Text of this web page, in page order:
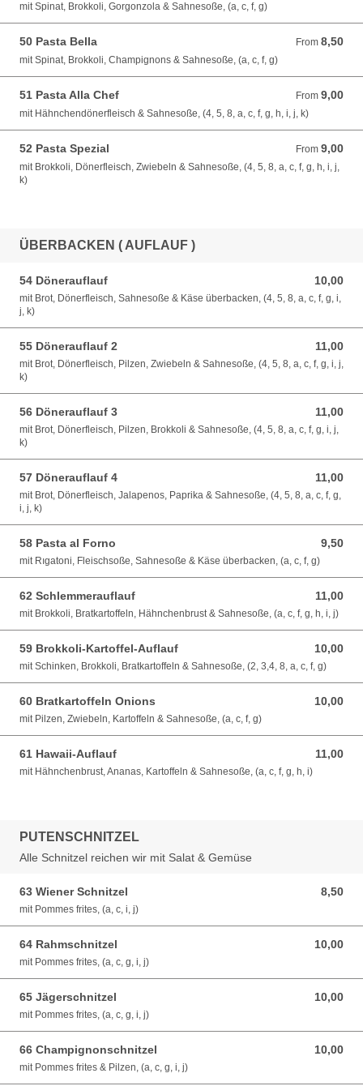
mit Spinat, Brokkoli, Gorgonzola & Sahnesoße, (a, c, f, g)
50 Pasta Bella From 8,50
From 8,50 EUR
mit Spinat, Brokkoli, Champignons & Sahnesoße, (a, c, f, g)
51 Pasta Alla Chef From 9,00
From 9,00 EUR
mit Hähnchendönerfleisch & Sahnesoße, (4, 5, 8, a, c, f, g, h, i, j, k)
52 Pasta Spezial From 9,00
From 9,00 EUR
mit Brokkoli, Dönerfleisch, Zwiebeln & Sahnesoße, (4, 5, 8, a, c, f, g, h, i, j,
k)
ÜBERBACKEN ( AUFLAUF )
54 Dönerauflauf 10,00
10,00 EUR
mit Brot, Dönerfleisch, Sahnesoße & Käse überbacken, (4, 5, 8, a, c, f, g, i,
j, k)
55 Dönerauflauf 2 11,00
11,00 EUR
mit Brot, Dönerfleisch, Pilzen, Zwiebeln & Sahnesoße, (4, 5, 8, a, c, f, g, i, j,
k)
56 Dönerauflauf 3 11,00
11,00 EUR
mit Brot, Dönerfleisch, Pilzen, Brokkoli & Sahnesoße, (4, 5, 8, a, c, f, g, i, j,
k)
57 Dönerauflauf 4 11,00
11,00 EUR
mit Brot, Dönerfleisch, Jalapenos, Paprika & Sahnesoße, (4, 5, 8, a, c, f, g,
i, j, k)
58 Pasta al Forno 9,50
9,50 EUR
mit Rıgatoni, Fleischsoße, Sahnesoße & Käse überbacken, (a, c, f, g)
62 Schlemmerauflauf 11,00
11,00 EUR
mit Brokkoli, Bratkartoffeln, Hähnchenbrust & Sahnesoße, (a, c, f, g, h, i, j)
59 Brokkoli-Kartoffel-Auflauf 10,00
10,00 EUR
mit Schinken, Brokkoli, Bratkartoffeln & Sahnesoße, (2, 3,4, 8, a, c, f, g)
60 Bratkartoffeln Onions 10,00
10,00 EUR
mit Pilzen, Zwiebeln, Kartoffeln & Sahnesoße, (a, c, f, g)
61 Hawaii-Auflauf 11,00
11,00 EUR
mit Hähnchenbrust, Ananas, Kartoffeln & Sahnesoße, (a, c, f, g, h, i)
PUTENSCHNITZEL
Alle Schnitzel reichen wir mit Salat & Gemüse
63 Wiener Schnitzel 8,50
8,50 EUR
mit Pommes frites, (a, c, i, j)
64 Rahmschnitzel 10,00
10,00 EUR
mit Pommes frites, (a, c, g, i, j)
65 Jägerschnitzel 10,00
10,00 EUR
mit Pommes frites, (a, c, g, i, j)
66 Champignonschnitzel 10,00
10,00 EUR
mit Pommes frites & Pilzen, (a, c, g, i, j)